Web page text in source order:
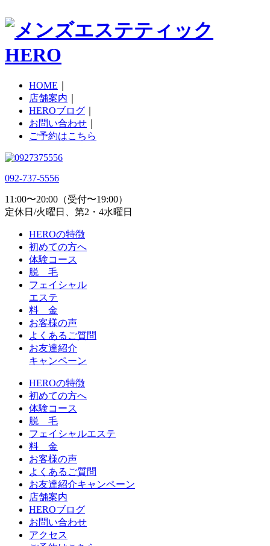
HOME
店舗案内
HEROブログ
お問い合わせ
ご予約はこちら
092-737-5556
11:00〜20:00（受付〜19:00）
定休日/火曜日、第2・4水曜日
HEROの特徴
初めての方へ
体験コース
脱 毛
フェイシャル
エステ
料 金
お客様の声
よくあるご質問
お友達紹介
キャンペーン
HEROの特徴
初めての方へ
体験コース
脱 毛
フェイシャルエステ
料 金
お客様の声
よくあるご質問
お友達紹介キャンペーン
店舗案内
HEROブログ
お問い合わせ
アクセス